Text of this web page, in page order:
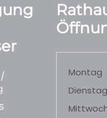
Montag
Dienstag